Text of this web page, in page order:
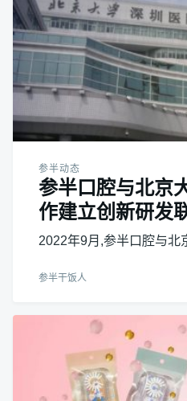
参半动态
参半口腔与北京
作建立创新研发
2022年9月,参半口腔与
参半干饭人